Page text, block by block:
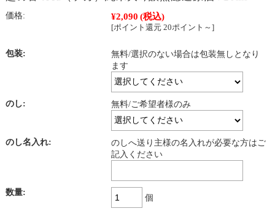
価格: ¥2,090 (税込)
[ポイント還元 20ポイント～]
包装:
無料/選択のない場合は包装無しとなり
ます
のし: 無料/ご希望者様のみ
のし名入れ:
のしへ送り主様の名入れが必要な方はご
記入ください
数量:
個